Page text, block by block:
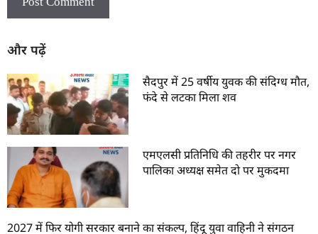
और पढ़ें
सैदपुर में 25 वर्षीय युवक की संदिग्ध मौत,
फंदे से लटका मिला शव
एमएलसी प्रतिनिधि की तहरीर पर नगर
पालिका अध्यक्ष समेत दो पर मुकदमा
2027 में फिर योगी सरकार बनाने का संकल्प, हिंदू युवा वाहिनी ने संगठन